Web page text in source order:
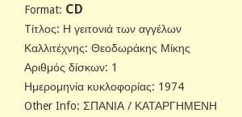
Format: CD
Tίτλος: Η γειτονιά των αγγέλων
Καλλιτέχνης: Θεοδωράκης Μίκης
Αριθμός δίσκων: 1
Ημερομηνία κυκλοφορίας: 1974
Other Info: ΣΠΑΝΙΑ / ΚΑΤΑΡΓΗΜΕΝΗ